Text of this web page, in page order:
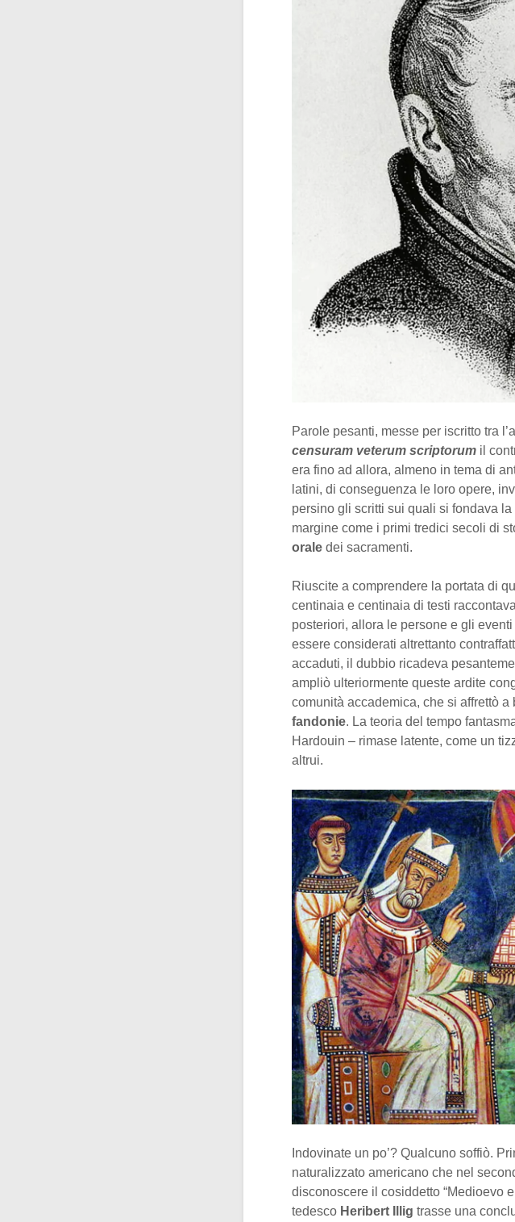
Parole pesanti, messe per iscritto tra
censuram veterum scriptorum il
era fino ad allora, almeno in tema di
latini, di conseguenza le loro opere,
persino gli scritti sui quali si fondava
margine come i primi tredici secoli di
orale dei sacramenti.
Riuscite a comprendere la portata di
centinaia e centinaia di testi
posteriori, allora le persone e gli
essere considerati altrettanto
accaduti, il dubbio ricadeva
ampliò ulteriormente queste ardite
comunità accademica, che si affrettò
fandonie. La teoria del tempo
Hardouin – rimase latente, come un
altrui.
Indovinate un po’? Qualcuno soffiò.
naturalizzato americano che nel
disconoscere il cosiddetto “Medioevo
tedesco Heribert Illig trasse una